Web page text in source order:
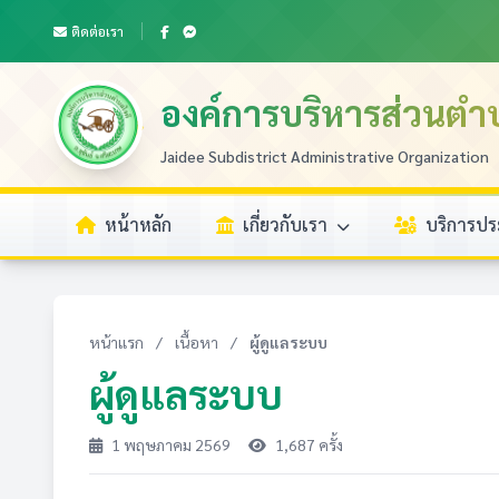
ติดต่อเรา
องค์การบริหารส่วนตำ
Jaidee Subdistrict Administrative Organization
หน้าหลัก เกี่ยวกับเรา บริการป
หน้าแรก / เนื้อหา / ผู้ดูแลระบบ
ผู้ดูแลระบบ
1 พฤษภาคม 2569 1,687 ครั้ง